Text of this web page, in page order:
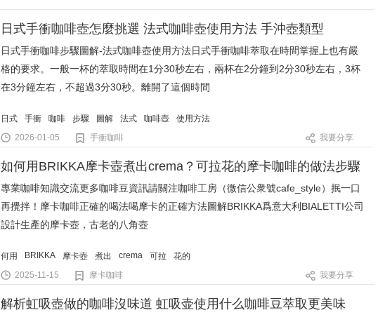
日式手衝咖啡壺怎麼挑選 法式咖啡壺使用方法 手沖壺類型
日式手衝咖啡步驟圖解-法式咖啡壺使用方法日式手衝咖啡萃取在時間掌握上也有嚴
格的要求。一般一杯的萃取時間在1分30秒左右，兩杯在2分鐘到2分30秒左右，3杯
在3分鐘左右，不超過3分30秒。離開了這個時間
日式 手衝 咖啡 步驟 圖解 法式 咖啡壺
使用方法
2026-01-05
手衝咖啡 我要分享
如何用BRIKKA摩卡壺煮出crema？可拉花的摩卡咖啡的做法步驟
專業咖啡知識交流更多咖啡豆資訊請關注咖啡工房（微信公衆號cafe_style）抿一口
再攪拌！摩卡咖啡正確的喝法喝摩卡的正確方法圖解BRIKKA爲意大利BIALETTI公司
設計生產的摩卡壺，古老的八角壺
何用 BRIKKA 摩卡壺 煮出 crema 可拉
花的
2025-11-15
摩卡咖啡 我要分享
解析虹吸壺做的咖啡沒味道 虹吸壶使用什么咖啡豆萃取更美味